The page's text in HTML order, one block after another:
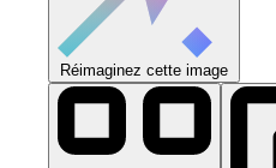
Réimaginez cette image